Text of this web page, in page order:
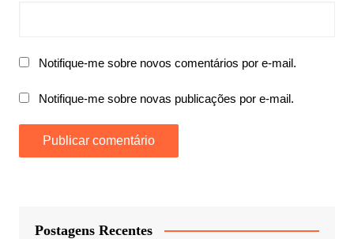
Notifique-me sobre novos comentários por e-mail.
Notifique-me sobre novas publicações por e-mail.
Postagens Recentes